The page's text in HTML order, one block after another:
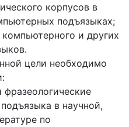
корпусов в
подъязыках;
и других
цели необходимо
фразеологические
в научной,
по